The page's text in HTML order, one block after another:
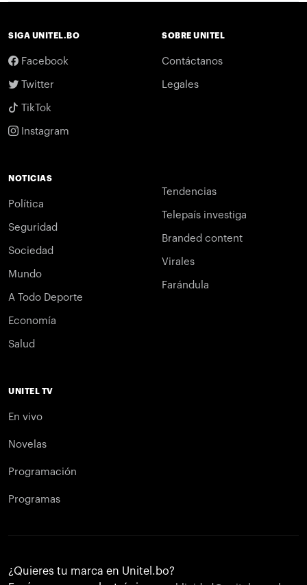
SIGA UNITEL.BO
Facebook
Twitter
TikTok
Instagram
SOBRE UNITEL
Contáctanos
Legales
NOTICIAS
Política
Seguridad
Sociedad
Mundo
A Todo Deporte
Economía
Salud
Tendencias
Telepaís investiga
Branded content
Virales
Farándula
UNITEL TV
En vivo
Novelas
Programación
Programas
¿Quieres tu marca en Unitel.bo?